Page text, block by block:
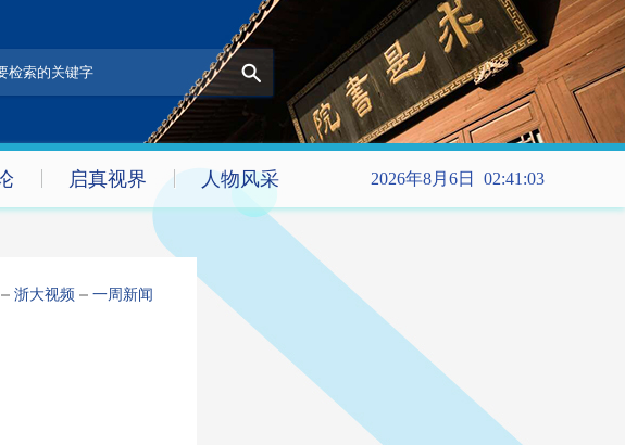
启真视界 人物风采 2026年8月6日 02:41:04
浙大视频 一周新闻